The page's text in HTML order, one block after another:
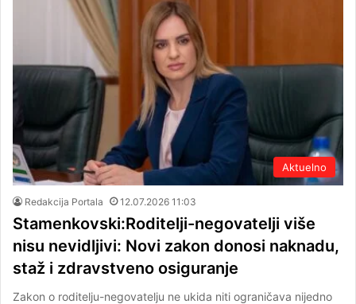
Aktuelno
Redakcija Portala 12.07.2026 11:03
Stamenkovski:Roditelji-negovatelji više
nisu nevidljivi: Novi zakon donosi naknadu,
staž i zdravstveno osiguranje
Zakon o roditelju-negovatelju ne ukida niti ograničava nijedno